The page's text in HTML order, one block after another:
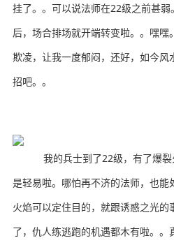
挂了。。可以说法师在22级之前甚
后，场合排场就开端转变啦。。嘿
欺凌，让我一度郁闷，还好，如今
招吧。。
我的兵士到了22级，有了爆
是轻易啦。哪怕再不济的法师，也
火焰可以定住目的，就跟诱惑之光
了，仇人练逃跑的机遇都木有啦。